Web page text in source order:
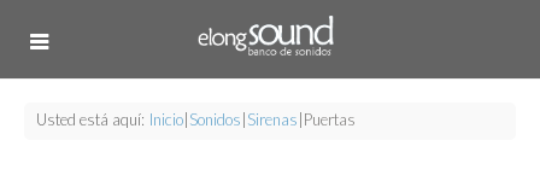
Usted está aquí: Inicio Sonidos Sirenas Puertas